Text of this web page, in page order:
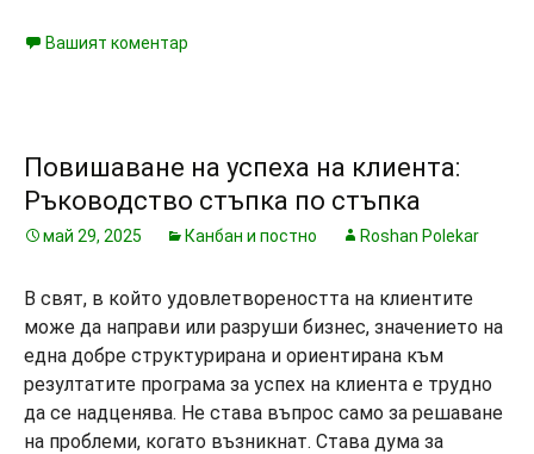
Вашият коментар
Повишаване на успеха на клиента:
Ръководство стъпка по стъпка
май 29, 2025 Канбан и постно Roshan Polekar
В свят, в който удовлетвореността на клиентите
може да направи или разруши бизнес, значението на
една добре структурирана и ориентирана към
резултатите програма за успех на клиента е трудно
да се надценява. Не става въпрос само за решаване
на проблеми, когато възникнат. Става дума за